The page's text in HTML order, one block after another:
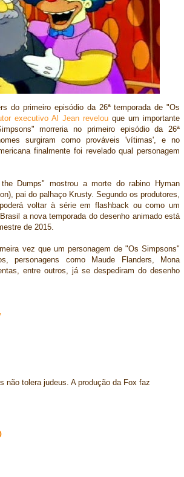
do primeiro episódio da 26ª temporada de "Os
executivo Al Jean revelou que um importante
morreria no primeiro episódio da 26ª
surgiram como prováveis 'vítimas', e no
finalmente foi revelado qual personagem
Dumps" mostrou a morte do rabino Hyman
pai do palhaço Krusty. Segundo os produtores,
voltar à série em flashback ou como um
a nova temporada do desenho animado está
de 2015.
vez que um personagem de "Os Simpsons"
personagens como Maude Flanders, Mona
entre outros, já se despediram do desenho
não tolera judeus. A produção da Fox faz